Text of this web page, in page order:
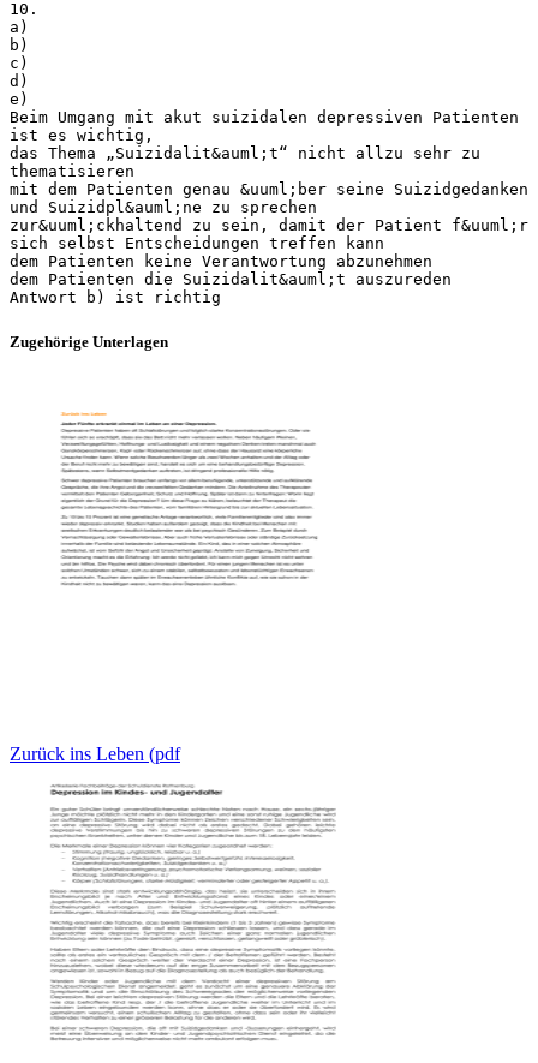
10.
a)
b)
c)
d)
e)
Beim Umgang mit akut suizidalen depressiven Patienten
ist es wichtig,
das Thema „Suizidalit&auml;t“ nicht allzu sehr zu
thematisieren
mit dem Patienten genau &uuml;ber seine Suizidgedanken
und Suizidpl&auml;ne zu sprechen
zur&uuml;ckhaltend zu sein, damit der Patient f&uuml;r
sich selbst Entscheidungen treffen kann
dem Patienten keine Verantwortung abzunehmen
dem Patienten die Suizidalit&auml;t auszureden
Zugehörige Unterlagen
Zurück ins Leben (pdf